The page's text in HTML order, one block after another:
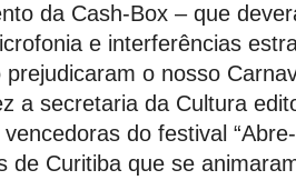
da Cash-Box – que
e interferências
prejudicaram o nosso
a secretaria da Cultura
do festival
de Curitiba que se